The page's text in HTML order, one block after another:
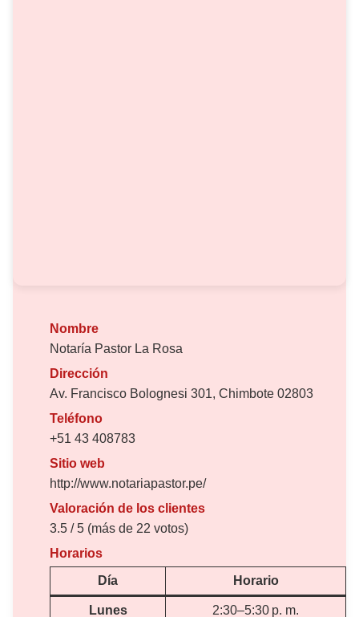
Nombre
Notaría Pastor La Rosa
Dirección
Av. Francisco Bolognesi 301, Chimbote 02803
Teléfono
+51 43 408783
Sitio web
http://www.notariapastor.pe/
Valoración de los clientes
3.5 / 5 (más de 22 votos)
Horarios
Día
Horario
Lunes 2:30–5:30 p. m.